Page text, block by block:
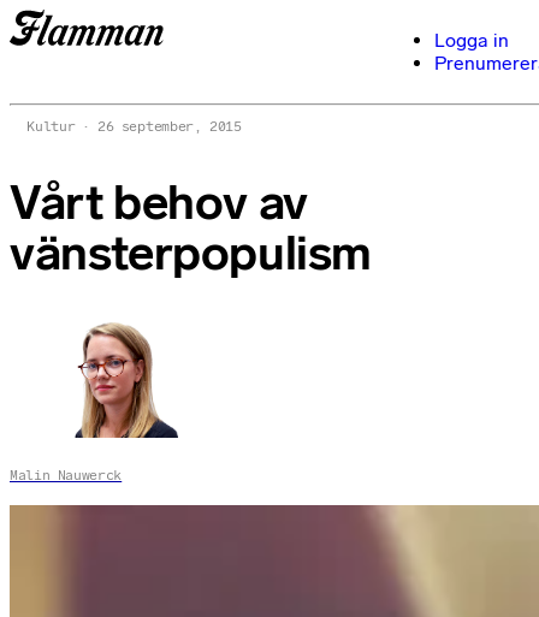
Logga in
Kultur 26 september, 2015
Vårt behov av
vänsterpopulism
Malin Nauwerck